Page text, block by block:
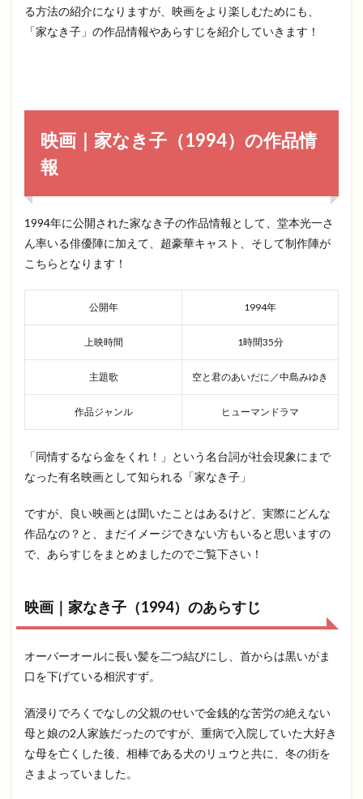
る方法の紹介になりますが、映画をより楽しむためにも、
「家なき子」の作品情報やあらすじを紹介していきます！
映画｜家なき子（1994）の作品情
報
1994年に公開された家なき子の作品情報として、堂本光一さ
ん率いる俳優陣に加えて、超豪華キャスト、そして制作陣が
こちらとなります！
公開年 1994年
上映時間 1時間35分
主題歌 空と君のあいだに／中島みゆき
作品ジャンル ヒューマンドラマ
「同情するなら金をくれ！」という名台詞が社会現象にまで
なった有名映画として知られる「家なき子」
ですが、良い映画とは聞いたことはあるけど、実際にどんな
作品なの？と、まだイメージできない方もいると思いますの
で、あらすじをまとめましたのでご覧下さい！
映画｜家なき子（1994）のあらすじ
オーバーオールに長い髪を二つ結びにし、首からは黒いがま
口を下げている相沢すず。
酒浸りでろくでなしの父親のせいで金銭的な苦労の絶えない
母と娘の2人家族だったのですが、重病で入院していた大好き
な母を亡くした後、相棒である犬のリュウと共に、冬の街を
さまよっていました。